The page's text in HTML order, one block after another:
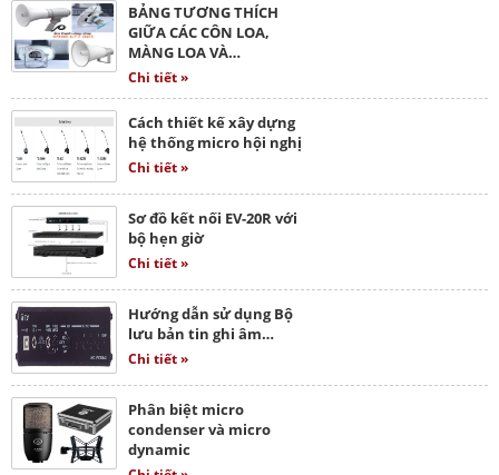
BẢNG TƯƠNG THÍCH
GIỮA CÁC CÔN LOA,
MÀNG LOA VÀ…
Chi tiết »
Cách thiết kế xây dựng
hệ thống micro hội nghị
Chi tiết »
Sơ đồ kết nối EV-20R với
bộ hẹn giờ
Chi tiết »
Hướng dẫn sử dụng Bộ
lưu bản tin ghi âm…
Chi tiết »
Phân biệt micro
condenser và micro
dynamic